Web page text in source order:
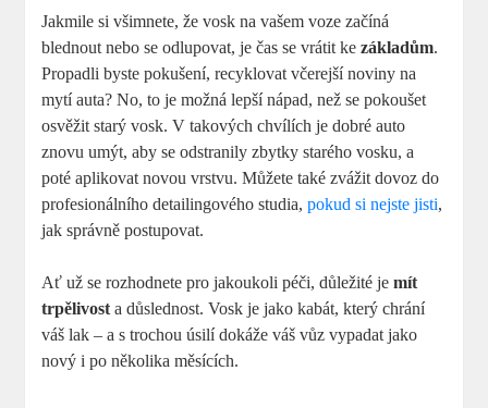
Jakmile si všimnete, že vosk na vašem voze začíná
blednout nebo se ⁤odlupovat, je‍ čas se vrátit kezákladům.⁢
Propadli⁤ byste pokušení, recyklovat včerejší noviny na
mytí auta? No, to je ⁤možná lepší nápad, než se pokoušet
osvěžit starý ‌vosk. V takových chvílích je dobré auto
znovu umýt, ⁤aby se odstranily zbytky starého vosku,​ a
poté aplikovat novou⁤ vrstvu. ⁣Můžete také zvážit dovoz do⁣
profesionálního detailingového studia,pokud si nejste jisti,
jak správně postupovat.
Ať už se rozhodnete ‌pro jakoukoli péči, důležité jemít
trpělivost a důslednost. Vosk je ⁣jako kabát, který chrání
váš lak – a s trochou úsilí dokáže váš vůz vypadat jako
nový i po několika ‌měsících.